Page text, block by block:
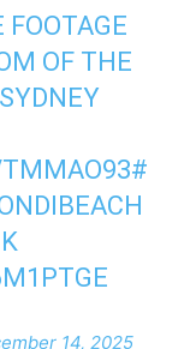
FOOTAGE
OF THE
#
14, 2025